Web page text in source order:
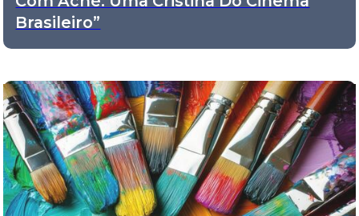
Brasileiro”